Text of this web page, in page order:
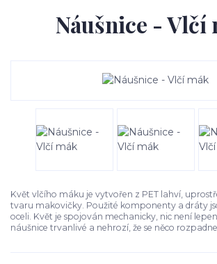
Náušnice - Vlčí
Květ vlčího máku je vytvořen z PET lahví,
tvaru makovičky. Použité komponenty a dráty
oceli. Květ je spojován mechanicky, nic není
náušnice trvanlivé a nehrozí, že se něco